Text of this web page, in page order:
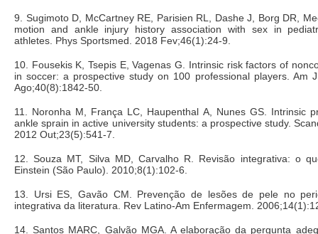
9. Sugimoto D, McCartney RE, Parisien RL, Dashe J, Borg DR,
motion and ankle injury history association with sex in
athletes. Phys Sportsmed. 2018 Fev;46(1):24-9.
10. Fousekis K, Tsepis E, Vagenas G. Intrinsic risk factors of
in soccer: a prospective study on 100 professional players. Am
Ago;40(8):1842-50.
11. Noronha M, França LC, Haupenthal A, Nunes GS. Intrinsic
ankle sprain in active university students: a prospective study.
2012 Out;23(5):541-7.
12. Souza MT, Silva MD, Carvalho R. Revisão integrativa: o
Einstein (São Paulo). 2010;8(1):102-6.
13. Ursi ES, Gavão CM. Prevenção de lesões de pele no
integrativa da literatura. Rev Latino-Am Enfermagem.
14. Santos MARC, Galvão MGA. A elaboração da pergunta